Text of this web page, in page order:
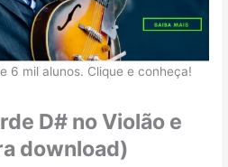
6 mil alunos. Clique e conheça!
D# no Violão e
download)